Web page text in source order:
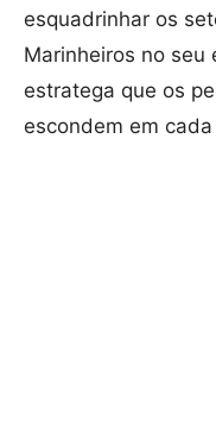
esquadrinhar os
Marinheiros no seu
estratega que os
escondem em